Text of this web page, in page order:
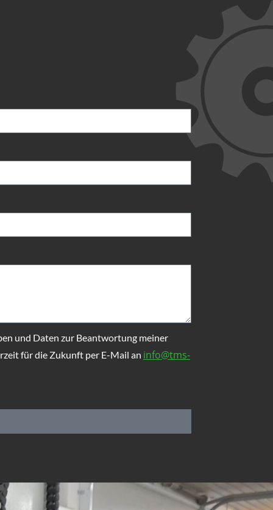
und Daten zur Beantwortung meiner
für die Zukunft per E-Mail an info@tms-